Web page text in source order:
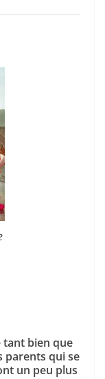
tant bien que
parents qui se
un peu plus